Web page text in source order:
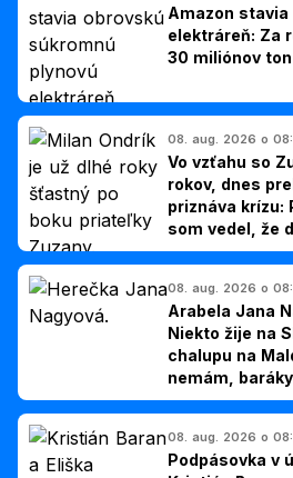
Amazon
elektráreň: Za
30 miliónov
08. aug. 2026 o
Vo vzťahu so
rokov, dnes
priznáva krízu:
som vedel, že
hovorí Milan
08. aug. 2026 o
Arabela Jana
Niekto žije na
chalupu na
nemám,
Slovákom
08. aug. 2026 o
Podpásovka v